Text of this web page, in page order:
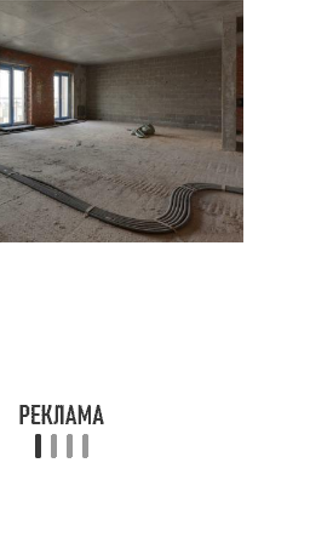
Планировка для
застройщиков